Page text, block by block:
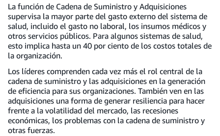
La función de Cadena de Suministro y Adquisiciones
supervisa la mayor parte del gasto externo del sistema de
salud, incluido el gasto no laboral, los insumos médicos y
otros servicios públicos. Para algunos sistemas de salud,
esto implica hasta un 40 por ciento de los costos totales de
la organización.
Los líderes comprenden cada vez más el rol central de la
cadena de suministro y las adquisiciones en la generación
de eficiencia para sus organizaciones. También ven en las
adquisiciones una forma de generar resiliencia para hacer
frente a la volatilidad del mercado, las recesiones
económicas, los problemas con la cadena de suministro y
otras fuerzas.